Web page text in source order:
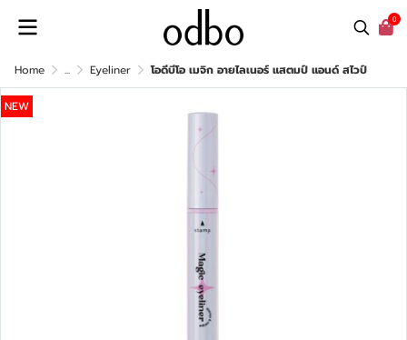
0
Home ... Eyeliner โอดีบีโอ เมจิก อายไลเนอร์ แสตมป์ แอนด์ สไวป์
NEW